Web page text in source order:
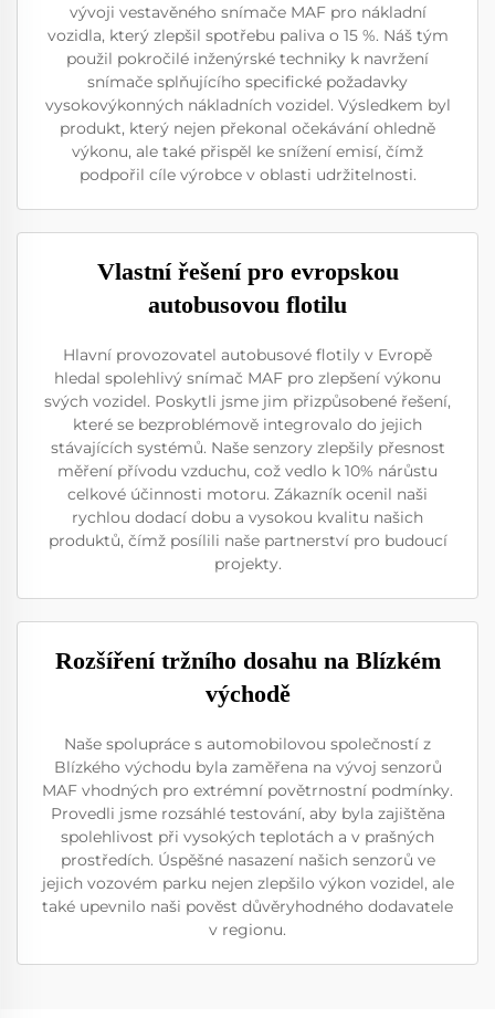
vývoji vestavěného snímače MAF pro nákladní
vozidla, který zlepšil spotřebu paliva o 15 %. Náš tým
použil pokročilé inženýrské techniky k navržení
snímače splňujícího specifické požadavky
vysokovýkonných nákladních vozidel. Výsledkem byl
produkt, který nejen překonal očekávání ohledně
výkonu, ale také přispěl ke snížení emisí, čímž
podpořil cíle výrobce v oblasti udržitelnosti.
Vlastní řešení pro evropskou
autobusovou flotilu
Hlavní provozovatel autobusové flotily v Evropě
hledal spolehlivý snímač MAF pro zlepšení výkonu
svých vozidel. Poskytli jsme jim přizpůsobené řešení,
které se bezproblémově integrovalo do jejich
stávajících systémů. Naše senzory zlepšily přesnost
měření přívodu vzduchu, což vedlo k 10% nárůstu
celkové účinnosti motoru. Zákazník ocenil naši
rychlou dodací dobu a vysokou kvalitu našich
produktů, čímž posílili naše partnerství pro budoucí
projekty.
Rozšíření tržního dosahu na Blízkém
východě
Naše spolupráce s automobilovou společností z
Blízkého východu byla zaměřena na vývoj senzorů
MAF vhodných pro extrémní povětrnostní podmínky.
Provedli jsme rozsáhlé testování, aby byla zajištěna
spolehlivost při vysokých teplotách a v prašných
prostředích. Úspěšné nasazení našich senzorů ve
jejich vozovém parku nejen zlepšilo výkon vozidel, ale
také upevnilo naši pověst důvěryhodného dodavatele
v regionu.